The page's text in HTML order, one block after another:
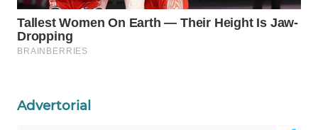
Advertorial
LABUANBAJO
WN
Wahana
Media